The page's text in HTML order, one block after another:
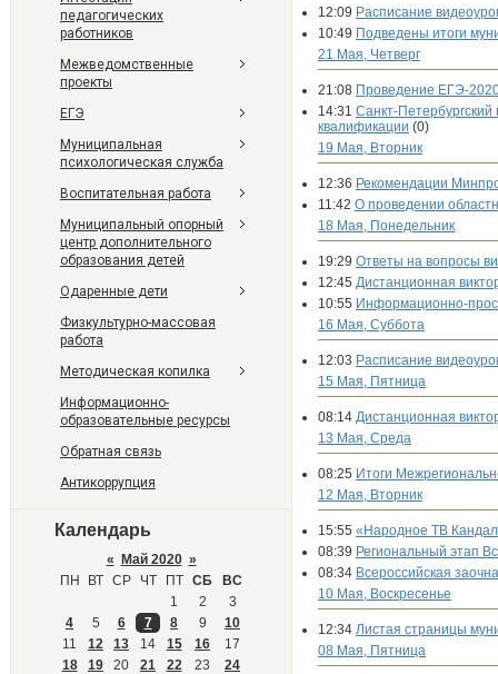
педагогических
работников
Межведомственные
проекты
ЕГЭ
Муниципальная
психологическая служба
Воспитательная работа
Муниципальный опорный
центр дополнительного
образования детей
Одаренные дети
Физкультурно-массовая
работа
Методическая копилка
Информационно-
образовательные ресурсы
Обратная связь
Антикоррупция
Календарь
« Май 2020 »
ПН
ВТ СР ЧТ ПТ СБ
ВС
1
2
3
4
5 6 7 8 9
10
11
12 13 14 15 16
17
18
19 20 21 22 23
24
12:09 Расписание
10:49 Подведены итоги
21 Мая, Четверг
21:08 Проведение ЕГЭ-
14:31 Санкт-
квалификации (0)
19 Мая, Вторник
12:36 Рекомендации
11:42 О проведении
18 Мая, Понедельник
19:29 Ответы на вопросы
12:45 Дистанционная
10:55 Информационно-
16 Мая, Суббота
12:03 Расписание
15 Мая, Пятница
08:14 Дистанционная
13 Мая, Среда
08:25 Итоги
12 Мая, Вторник
15:55 «Народное ТВ
08:39 Региональный этап
08:34 Всероссийская
10 Мая, Воскресенье
12:34 Листая страницы
08 Мая, Пятница